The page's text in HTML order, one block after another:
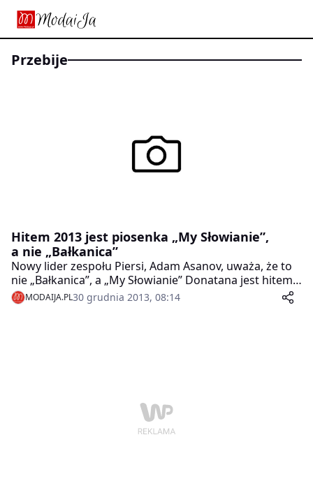
przebije
Hitem 2013 jest piosenka „My Słowianie”,
a nie „Bałkanica”
Nowy lider zespołu Piersi, Adam Asanov, uważa, że to
nie „Bałkanica”, a „My Słowianie” Donatana jest hitem
roku 2013. Wokalista jest zdania, że podstawą sukcesu
obu utworów było ich etniczne brzmienie.
MODAIJA.PL30 grudnia 2013, 08:14